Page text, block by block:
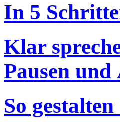
In 5
Klar
Pausen
So